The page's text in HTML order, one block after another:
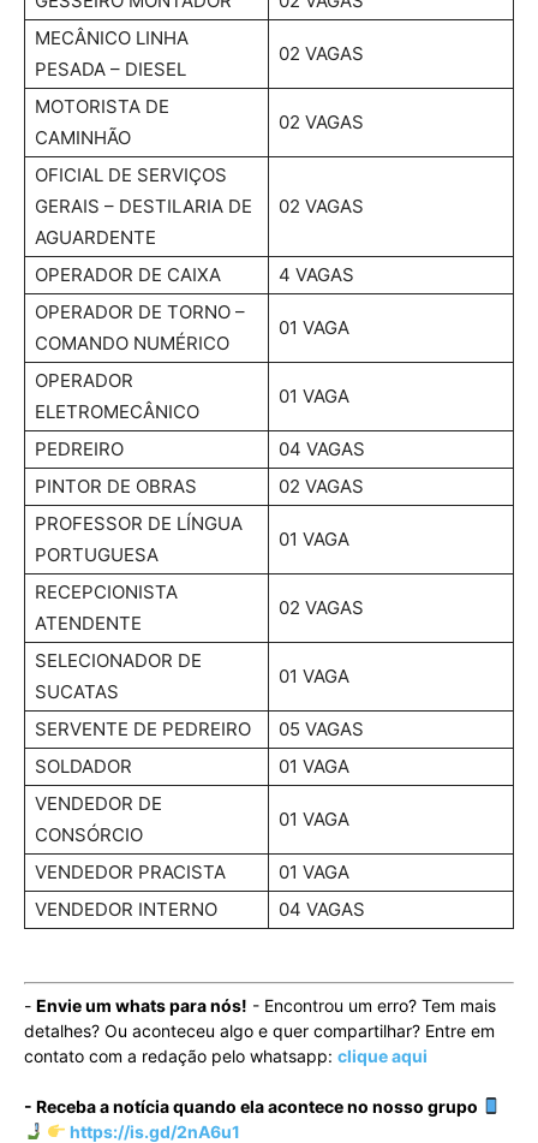
MECÂNICO LINHA
PESADA – DIESEL
02 VAGAS
MOTORISTA DE
CAMINHÃO
02 VAGAS
OFICIAL DE SERVIÇOS
GERAIS – DESTILARIA DE
AGUARDENTE
02 VAGAS
OPERADOR DE CAIXA
4 VAGAS
OPERADOR DE TORNO –
COMANDO NUMÉRICO
01 VAGA
OPERADOR
ELETROMECÂNICO
01 VAGA
PEDREIRO
04 VAGAS
PINTOR DE OBRAS
02 VAGAS
PROFESSOR DE LÍNGUA
PORTUGUESA
01 VAGA
RECEPCIONISTA
ATENDENTE
02 VAGAS
SELECIONADOR DE
SUCATAS
01 VAGA
SERVENTE DE PEDREIRO
05 VAGAS
SOLDADOR
01 VAGA
VENDEDOR DE
CONSÓRCIO
01 VAGA
VENDEDOR PRACISTA
01 VAGA
VENDEDOR INTERNO
04 VAGAS
- Envie um whats para nós! - Encontrou um erro? Tem mais
detalhes? Ou aconteceu algo e quer compartilhar? Entre em
contato com a redação pelo whatsapp: clique aqui
- Receba a notícia quando ela acontece no nosso grupo
https://is.gd/2nA6u1